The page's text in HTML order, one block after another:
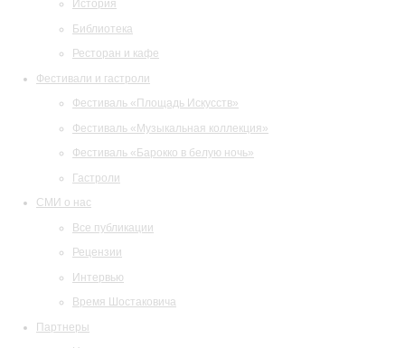
История
Библиотека
Ресторан и кафе
Фестивали и гастроли
Фестиваль «Площадь Искусств»
Фестиваль «Музыкальная коллекция»
Фестиваль «Барокко в белую ночь»
Гастроли
СМИ о нас
Все публикации
Рецензии
Интервью
Время Шостаковича
Партнеры